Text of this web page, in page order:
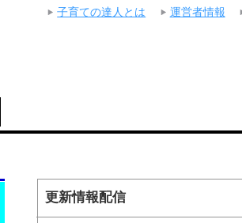
更新情報配信
子育ての達人とは 運営者情報